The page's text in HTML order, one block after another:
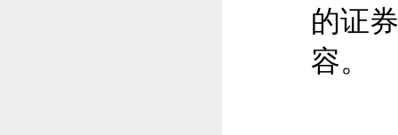
的证
容。